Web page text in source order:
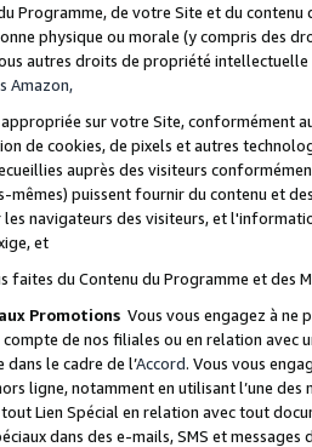
Programme, de votre Site et du
physique ou morale (y compris des
autres droits de propriété
Amazon,
sur votre Site, conformément
de cookies, de pixels et autres
auprès des visiteurs
mêmes) puissent fournir du contenu et
les navigateurs des visiteurs, et
et
du Contenu du Programme et des
Promotions Vous vous engagez à ne
de nos filiales ou en relation avec
le cadre de l’Accord. Vous vous
ligne, notamment en utilisant l’une
Lien Spécial en relation avec tout
dans des e-mails, SMS et